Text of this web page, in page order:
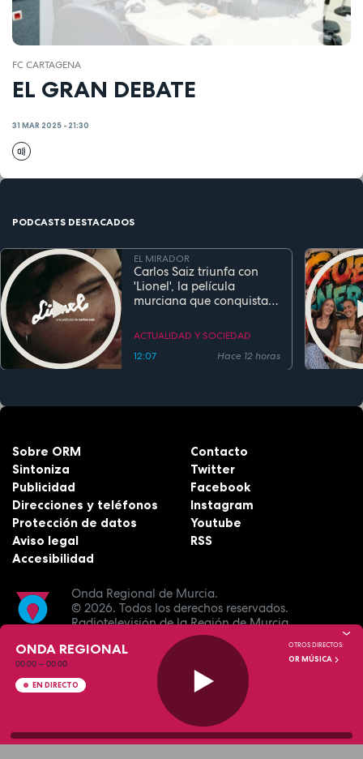
FC CARTAGENA
EL GRAN DEBATE
31 MAR 2025 - 21:30
PODCASTS DESTACADOS
EL MIRADOR
Carlos Saiz triunfa con
'Lionel', la película
murciana que conquista
estreno
ACTUALIDAD Y SOCIEDAD
12:07
Hace 12 horas
Onda Regional de Murcia.
© 2026. Todos los derechos reservados.
Radiotelevisión de la Región de Murcia.
Sobre ORM
Sintoniza
Publicidad
Direcciones y teléfonos
Protección de datos
Aviso legal
Accesibilidad
Contacto
Twitter
Facebook
Instagram
Youtube
RSS
ONDA REGIONAL
00:00—00:00
EN DIRECTO
OTROS DIRECTOS:
OR MÚSICA